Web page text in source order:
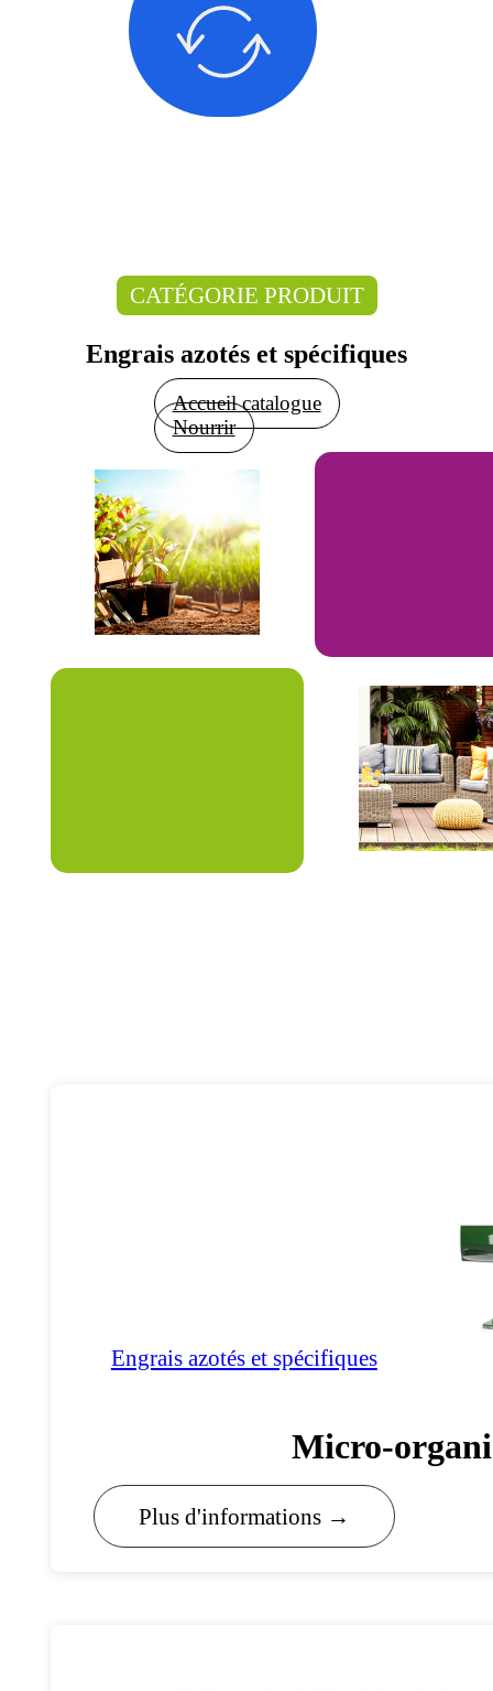
CATÉGORIE PRODUIT
Engrais azotés et spécifiques
Accueil catalogue
Nourrir
Engrais azotés et spécifiques
Micro-
Plus d'informations →